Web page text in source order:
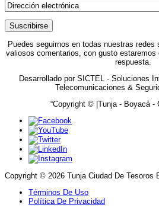
Puedes seguirnos en todas nuestras
valiosos comentarios, con gusto estaremos
respuesta.
Desarrollado por SICTEL - Soluciones
Telecomunicaciones &
“Copyright © |Tunja - Boyacá -
Copyright © 2026 Tunja Ciudad De Tesoros
Términos De Uso
Política De Privacidad